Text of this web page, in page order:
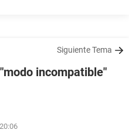
Siguiente Tema
incompatible"